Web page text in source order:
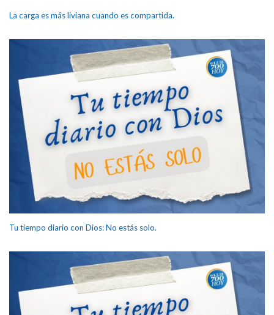
La carga es más liviana cuando es compartida.
Tu tiempo diario con Dios: No estás solo.